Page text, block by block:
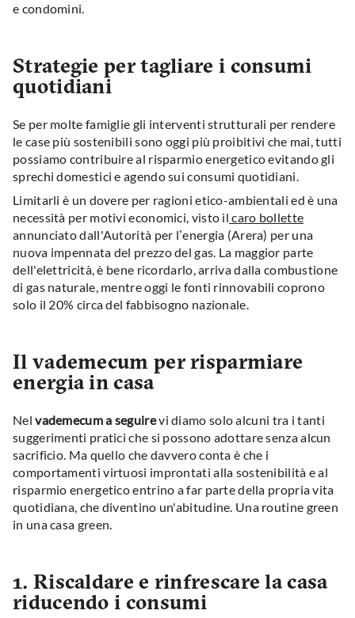
e condomini.
Strategie per tagliare i consumi
quotidiani
Se per molte famiglie gli interventi strutturali per rendere
le case più sostenibili sono oggi più proibitivi che mai, tutti
possiamo contribuire al risparmio energetico evitando gli
sprechi domestici e agendo sui consumi quotidiani.
Limitarli è un dovere per ragioni etico-ambientali ed è una
necessità per motivi economici, visto il caro bollette
annunciato dall'Autorità per l’energia (Arera) per una
nuova impennata del prezzo del gas. La maggior parte
dell'elettricità, è bene ricordarlo, arriva dalla combustione
di gas naturale, mentre oggi le fonti rinnovabili coprono
solo il 20% circa del fabbisogno nazionale.
Il vademecum per risparmiare
energia in casa
Nelvademecum a seguirevi diamo solo alcuni tra i tanti
suggerimenti pratici che si possono adottare senza alcun
sacrificio. Ma quello che davvero conta è che i
comportamenti virtuosi improntati alla sostenibilità e al
risparmio energetico entrino a far parte della propria vita
quotidiana, che diventino un'abitudine. Una routine green
in una casa green.
1. Riscaldare e rinfrescare la casa
riducendo i consumi